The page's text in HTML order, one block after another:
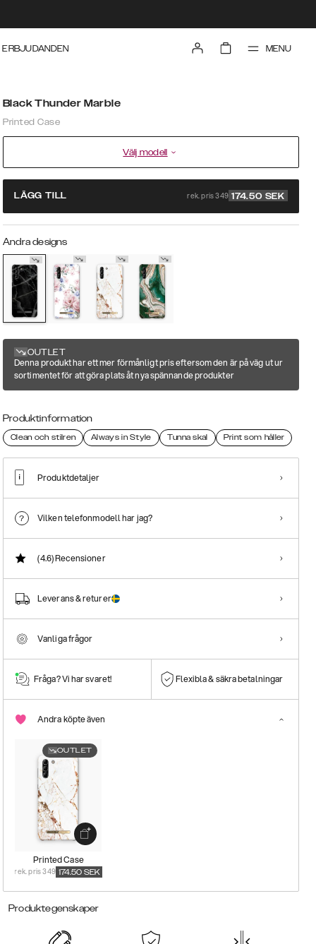
ERBJUDANDEN MENU
Black Thunder Marble
Printed Case
Välj modell
LÄGG TILL rek. pris 349 174.50 SEK
Andra designs
OUTLET
Denna produkt har ett mer förmånligt pris eftersom den är på väg ut ur
sortimentet för att göra plats åt nya spännande produkter
Produktinformation
Clean och stilren Always in Style Tunna skal Print som håller
Produktdetaljer
Vilken telefonmodell har jag?
(4.6)Recensioner
Leverans & returer
Vanliga frågor
Fråga? Vi har svaret! Flexibla & säkra betalningar
Andra köpte även
OUTLET
Printed Case
rek. pris 349 174.50 SEK
Produktegenskaper